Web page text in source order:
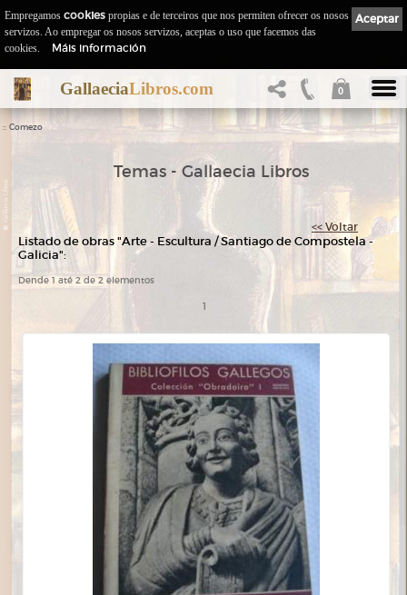
GallaeciaLibros.com 0
:: Comezo
Temas - Gallaecia Libros
<< Voltar
Listado de obras "Arte - Escultura / Santiago de Compostela -
Galicia":
Dende 1 até 2 de 2 elementos
1
Aceptar
Empregamos cookies propias e de terceiros que nos permiten ofrecer os nosos
servizos. Ao empregar os nosos servizos, aceptas o uso que facemos das
cookies.
Máis información